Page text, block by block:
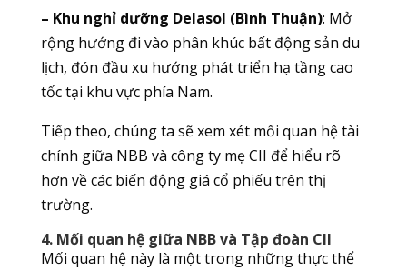
– Khu nghỉ dưỡng Delasol (Bình Thuận): Mở
rộng hướng đi vào phân khúc bất động sản du
lịch, đón đầu xu hướng phát triển hạ tầng cao
tốc tại khu vực phía Nam.
Tiếp theo, chúng ta sẽ xem xét mối quan hệ tài
chính giữa NBB và công ty mẹ CII để hiểu rõ
hơn về các biến động giá cổ phiếu trên thị
trường.
4. Mối quan hệ giữa NBB và Tập đoàn CII
Mối quan hệ này là một trong những thực thể